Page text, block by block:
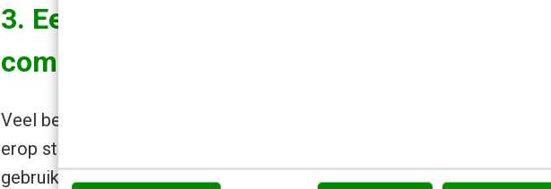
3. Een digitale video is niet een ouderwetse
commercial
Veel bedrijven benaderen een online video hetzelfde als een
erop staat, is het klaar. Terwijl het avontuur dan pas begint! YouTube is
gebruik links, benader je abonnees, reageer op reacties, praat met je